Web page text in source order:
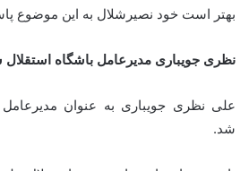
بهتر است خود نصیرشلال به این موضوع
نظری جویباری مدیرعامل باشگاه
علی نظری جویباری به عنوان مدیرعامل
شد.